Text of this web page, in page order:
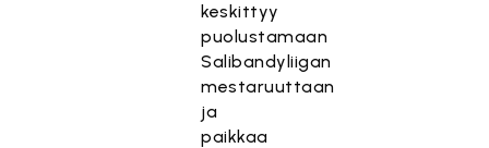
keskittyy
puolustamaan
Salibandyliigan
mestaruuttaan
ja
paikkaa